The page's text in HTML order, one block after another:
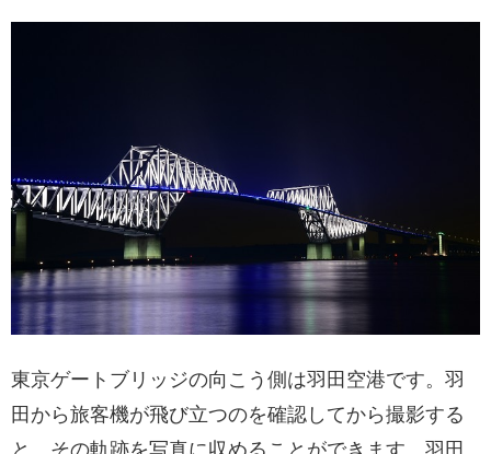
東京ゲートブリッジの向こう側は羽田空港です。羽
田から旅客機が飛び立つのを確認してから撮影する
と、その軌跡を写真に収めることができます。羽田